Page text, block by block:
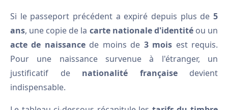
Si le passeport précédent a expiré depuis plus de 5
ans, une copie de la carte nationale d'identitéou un
acte de naissancede moins de 3 mois est requis.
Pour une naissance survenue à l'étranger, un
justificatif de nationalité françaisedevient
indispensable.